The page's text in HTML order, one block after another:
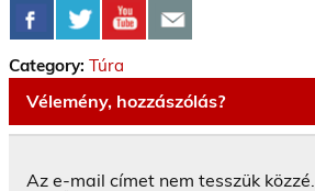
Category: Túra
Vélemény, hozzászólás?
Az e-mail címet nem tesszük közzé.